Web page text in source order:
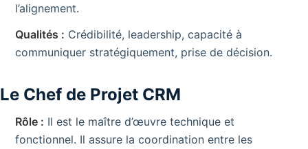
l’alignement.
Qualités : Crédibilité, leadership, capacité à
communiquer stratégiquement, prise de décision.
Le Chef de Projet CRM
Rôle : Il est le maître d’œuvre technique et
fonctionnel. Il assure la coordination entre les